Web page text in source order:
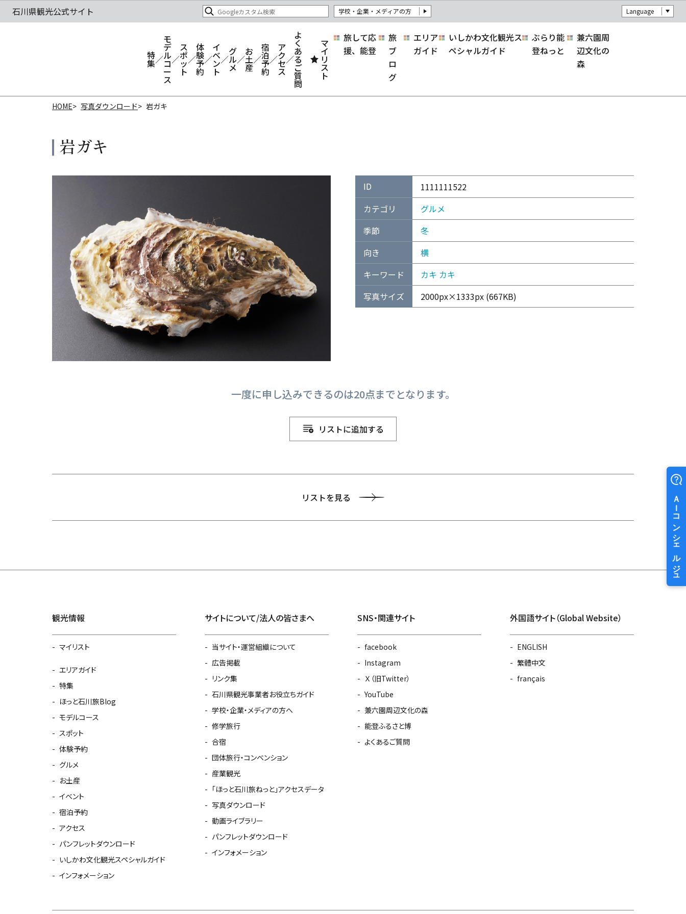
学校・企業・メディアの方 Language
特
集
モ
デ
ル
コ
ー
ス
ス
ポ
ッ
ト
体
験
予
約
イ
ベ
ン
ト
グ
ル
メ
お
土
産
宿
泊
予
約
ア
ク
セ
ス
よ
く
あ
る
ご
質
問
マ
イ
リ
ス
ト
旅して応
援、能登
旅
ブ
ロ
グ
エリア
ガイド
いしかわ文化観光ス
ペシャルガイド
ぶらり能
登ねっと
兼六園周
辺文化の
森
HOME 写真ダウンロード 岩ガキ
岩ガキ
ID
1111111522
カテゴリ
グルメ
季節
冬
向き
横
キーワード
カキ カキ
写真サイズ
2000px×1333px (667KB)
一度に申し込みできるのは20点までとなります。
リストに追加する
リストを見る
観光情報
マイリスト
エリアガイド
特集
ほっと石川旅Blog
モデルコース
スポット
体験予約
グルメ
お土産
イベント
宿泊予約
アクセス
パンフレットダウンロード
いしかわ文化観光スペシャルガイド
インフォメーション
サイトについて/法人の皆さまへ
当サイト・運営組織について
広告掲載
リンク集
石川県観光事業者お役立ちガイド
学校・企業・メディアの方へ
修学旅行
合宿
団体旅行・コンベンション
産業観光
「ほっと石川旅ねっと」アクセスデータ
写真ダウンロード
動画ライブラリー
パンフレットダウンロード
インフォメーション
SNS・関連サイト
facebook
Instagram
Ｘ（旧Twitter）
YouTube
兼六園周辺文化の森
能登ふるさと博
よくあるご質問
外国語サイト（Global Website）
ENGLISH
繁體中文
français